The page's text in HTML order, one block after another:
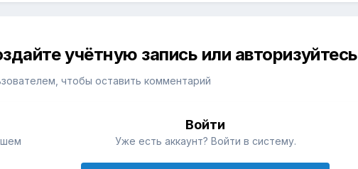
учётную запись или авторизуйтесь
чтобы оставить комментарий
Войти
Уже есть аккаунт? Войти в систему.